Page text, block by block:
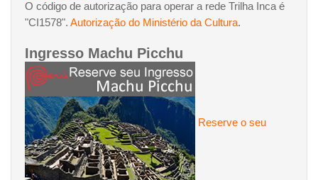
O código de autorização para operar a rede Trilha Inca é
"CI1578". Autorização do Ministério da Cultura.
Ingresso Machu Picchu
Reserve o seu